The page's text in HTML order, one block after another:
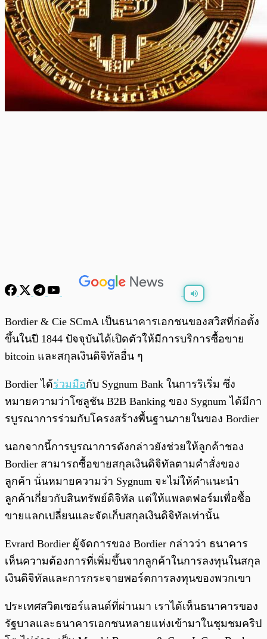
0:00/ 0:00
Bordier & Cie SCmA เป็นธนาคารเอกชนของสวิสที่ก่อตั้ง
ขึ้นในปี 1844 ปัจจุบันได้เปิดตัวให้มีการบริการซื้อขาย
bitcoin และสกุลเงินดิจิทัลอื่น ๆ
Bordier ได้ร่วมมือกับ Sygnum Bank ในการริเริ่ม ซึ่ง
หมายความว่าโซลูชัน B2B Banking ของ Sygnum ได้มีกา
รบูรณาการร่วมกับโครงสร้างพื้นฐานภายในของ Bordier
นอกจากนี้การบูรณาการดังกล่าวยังช่วยให้ลูกค้าชอง
Bordier สามารถซื้อขายสกุลเงินดิจิทัลตามคำสั่งของ
ลูกค้า นั่นหมายความว่า Sygnum จะไม่ให้คำแนะนำ
ลูกค้าเกี่ยวกับสินทรัพย์ดิจิทัล แต่ให้แพลตฟอร์มเพื่อซื้อ
ขายแลกเปลี่ยนและจัดเก็บสกุลเงินดิจิทัลเท่านั้น
Evrard Bordier ผู้จัดการของ Bordier กล่าวว่า ธนาคาร
เห็นความต้องการที่เพิ่มขึ้นจากลูกค้าในการลงทุนในสกุล
เงินดิจิทัลและการกระจายพอร์ตการลงทุนของพวกเขา
ประเทศสวิตเซอร์แลนด์ที่ผ่านมา เราได้เห็นธนาคารของ
รัฐบาลและธนาคารเอกชนหลายแห่งเข้ามาในชุมชมคริป